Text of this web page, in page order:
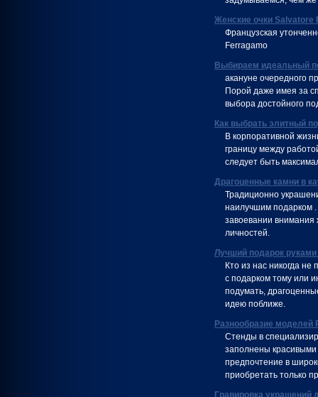
Женские очки Salvatore
Французская
Ferragamo
Выбираем идеальный
акануне очередного
Порой даже имея за
выбора достойного
Как выбрать элитный
В корпоративной
границу между
следует быть
Драгоценные камни в
Традиционно
наилучшим подарком .
завоевании
личностей.
Лучший подарок
Кто из нас никогда
с подарком тому или
подумать,
идею поближе.
Разнообразие моделей
Стенды в
заполнены красивыми
предпочтение в
приобретать только
Гравировка украшений